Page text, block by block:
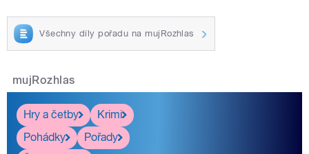
Všechny díly pořadu na mujRozhlas
mujRozhlas
Hry a četby
Krimi
Pohádky
Pořady